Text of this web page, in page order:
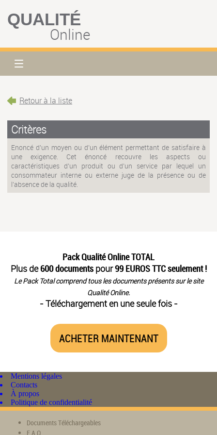
QUALITÉ
Online
Retour à la liste
Critères
Enoncé d'un moyen ou d'un élément permettant de satisfaire à
une exigence. Cet énoncé recouvre les aspects ou
caractéristiques d’un produit ou d’un service par lequel un
consommateur interne ou externe juge de la présence ou de
l’absence de la qualité.
Pack Qualité Online TOTAL
Plus de600 documentspour99 EUROS TTC seulement !
Le Pack Total comprend tous les documents présents sur le site
Qualité Online.
- Téléchargement en une seule fois -
ACHETER MAINTENANT
Mentions légales
Contacts
À propos
Politique de confidentialité
Documents Téléchargeables
F.A.Q